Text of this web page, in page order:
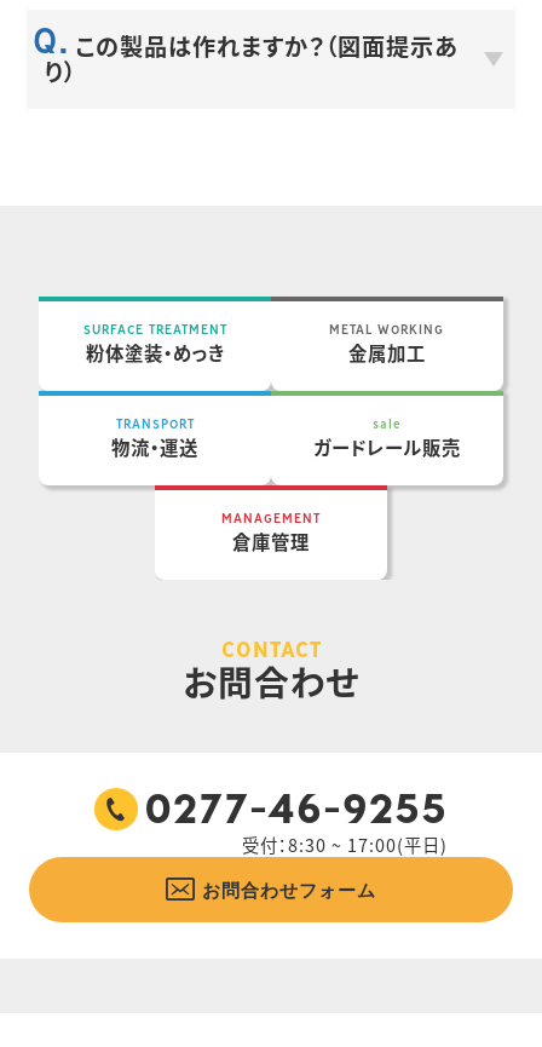
び協力会社により、様々な金属加工が可能です。
この製品は作れますか？（図面提示あ
り）
SURFACE TREATMENT
粉体塗装・めっき
METAL WORKING
金属加工
TRANSPORT
物流・運送
sale
ガードレール販売
MANAGEMENT
倉庫管理
CONTACT
お問合わせ
0277-46-9255
受付：8:30 ~ 17:00(平日)
お問合わせフォーム